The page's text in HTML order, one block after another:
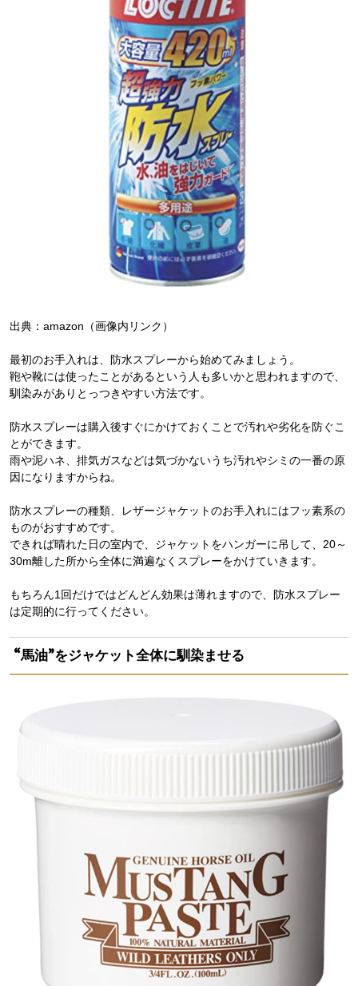
出典：amazon（画像内リンク）
最初のお手入れは、防水スプレーから始めてみましょう。
鞄や靴には使ったことがあるという人も多いかと思われますので、
馴染みがありとっつきやすい方法です。
防水スプレーは購入後すぐにかけておくことで汚れや劣化を防ぐこ
とができます。
雨や泥ハネ、排気ガスなどは気づかないうち汚れやシミの一番の原
因になりますからね。
防水スプレーの種類、レザージャケットのお手入れにはフッ素系の
ものがおすすめです。
できれば晴れた日の室内で、ジャケットをハンガーに吊して、20～
30m離した所から全体に満遍なくスプレーをかけていきます。
もちろん1回だけではどんどん効果は薄れますので、防水スプレー
は定期的に行ってください。
“馬油”をジャケット全体に馴染ませる